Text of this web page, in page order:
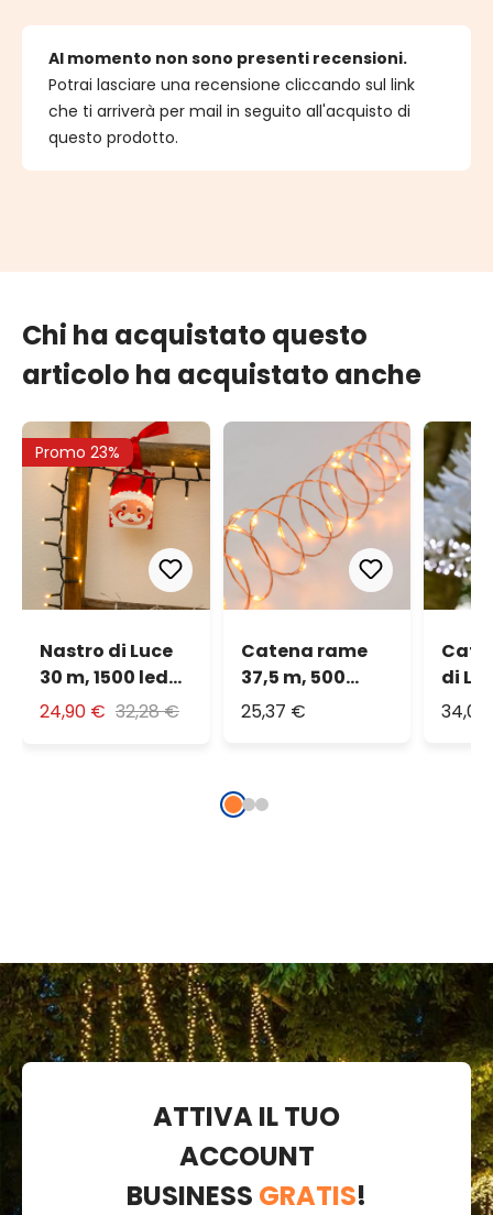
Al momento non sono presenti recensioni.
Potrai lasciare una recensione cliccando sul link
che ti arriverà per mail in seguito all'acquisto di
questo prodotto.
Chi ha acquistato questo
articolo ha acquistato anche
Promo 23%
Nastro di Luce
30 m, 1500 led
bianco caldo
24,90 € 32,28 €
Catena rame
37,5 m, 500
microled
25,37 €
di
1500
ATTIVA IL TUO
ACCOUNT
BUSINESS GRATIS!